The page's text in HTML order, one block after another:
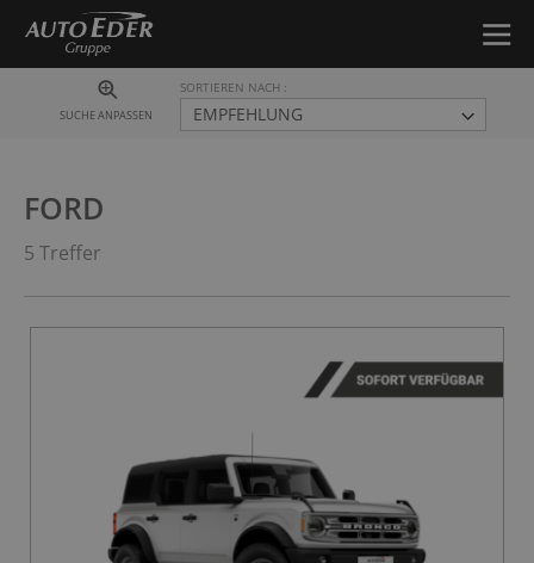
SUCHE ANPASSEN
SORTIEREN NACH
FORD
5 Treffer